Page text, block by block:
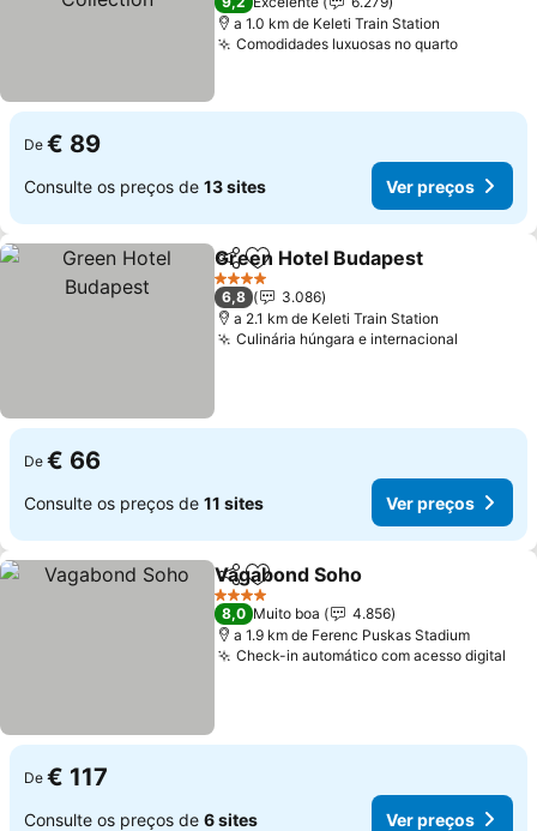
a 1.0 km de Keleti Train Station
Comodidades luxuosas no quarto
De € 89
Consulte os preços de 13 sites Ver preços
PartilharAdicionar aos favoritos
Green Hotel Budapest
4 Estrelas
6,8
3.086
a 2.1 km de Keleti Train Station
Culinária húngara e internacional
De € 66
Consulte os preços de 11 sites Ver preços
PartilharAdicionar aos favoritos
Vagabond Soho
4 Estrelas
8,0 Muito boa
4.856
a 1.9 km de Ferenc Puskas Stadium
Check-in automático com acesso digital
De € 117
Consulte os preços de 6 sites Ver preços